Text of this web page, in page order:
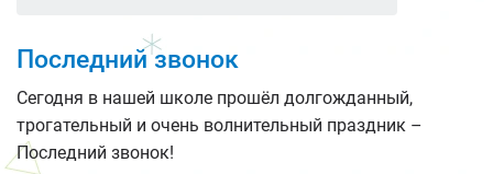
Последний звонок
Сегодня в нашей школе прошёл долгожданный,
трогательный и очень волнительный праздник –
Последний звонок!